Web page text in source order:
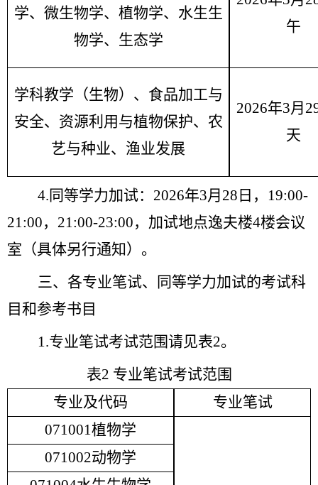
学、微生物学、植物学、水生生
物学、生态学
午
学科教学（生物）、食品加工与
安全、资源利用 与植物保护、农
艺与种业、渔业发展
2026年3月
天
4.同等学力加试： 2026年3月 28 日， 19:00-
21:00， 21:00-23:00，加试地点逸夫楼4楼会议
室（具体另行通知） 。
三、各专业笔试、同等学力加试的考试科
目和参考书目
1.专业笔试考试范围请见表2。
表2 专业笔试考试范围
专业及代码
专业笔试
071001植物学
071002动物学